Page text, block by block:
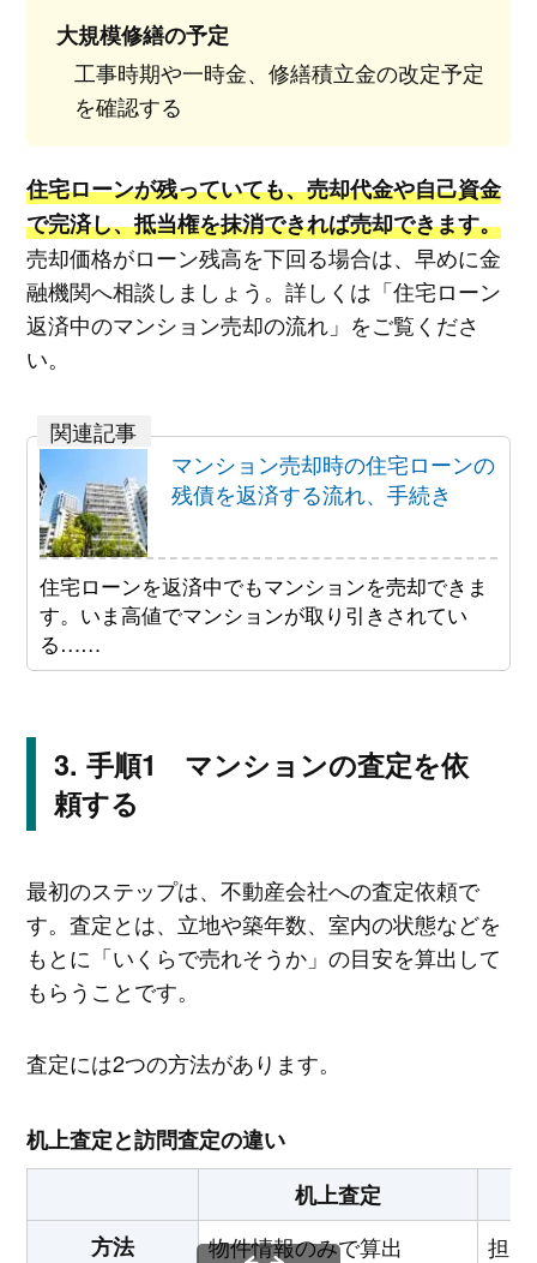
大規模修繕の予定
工事時期や一時金、修繕積立金の改定予定
を確認する
住宅ローンが残っていても、売却代金や自己資金
で完済し、抵当権を抹消できれば売却できます。
売却価格がローン残高を下回る場合は、早めに金
融機関へ相談しましょう。詳しくは「住宅ローン
返済中のマンション売却の流れ」をご覧くださ
い。
マンション売却時の住宅ローンの
残債を返済する流れ、手続き
住宅ローンを返済中でもマンションを売却できま
す。いま高値でマンションが取り引きされてい
る……
手順1 マンションの査定を依
頼する
最初のステップは、不動産会社への査定依頼で
す。査定とは、立地や築年数、室内の状態などを
もとに「いくらで売れそうか」の目安を算出して
もらうことです。
査定には2つの方法があります。
机上査定と訪問査定の違い
机上査定
方法
物件情報のみで算出
担